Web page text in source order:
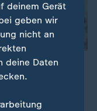
viele Touristen.
des Töpferns
deinem Gerät
geben wir
nicht an
deine Daten